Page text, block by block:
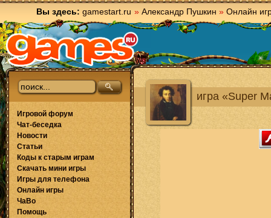
Вы здесь: gamestart.ru » Александр Пушкин » Онлайн
игра «Super
Игровой форум
Чат-беседка
Новости
Статьи
Коды к старым играм
Скачать мини игры
Игры для телефона
Онлайн игры
ЧаВо
Помощь